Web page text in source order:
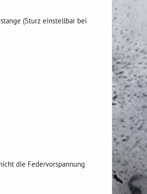
(Sturz einstellbar bei
die Federvorspannung